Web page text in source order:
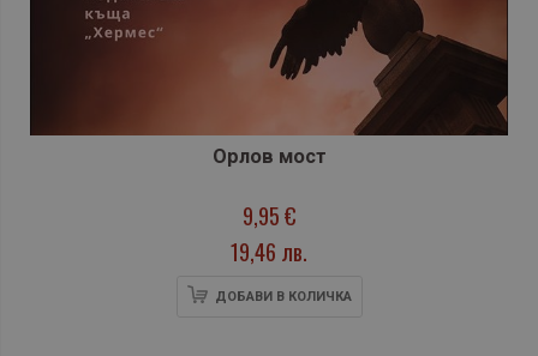
Орлов мост
9,95 €
19,46 лв.
ДОБАВИ В КОЛИЧКА